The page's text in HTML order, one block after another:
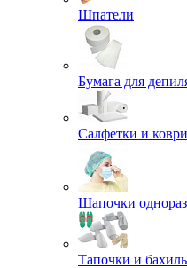
Шпатели
Бумага для
Салфетки и
Шапочки
Тапочки и